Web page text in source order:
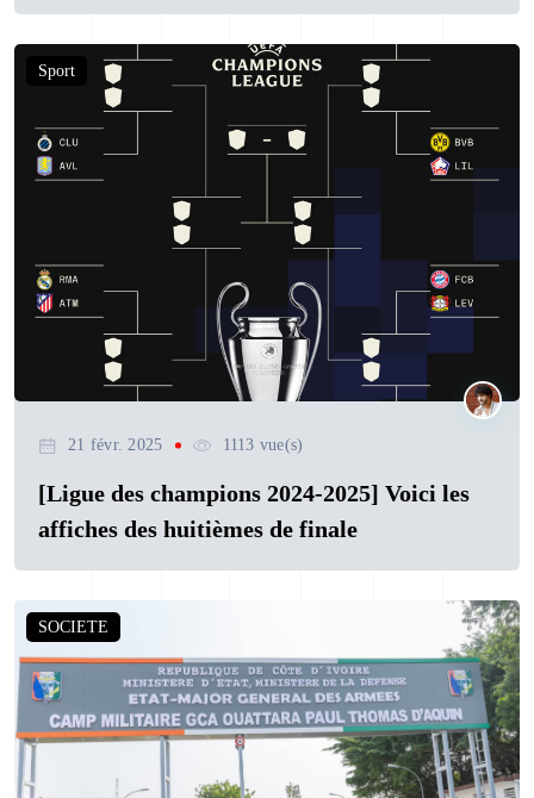
Sport
21 févr. 2025 1113 vue(s)
[Ligue des champions 2024-2025] Voici les
affiches des huitièmes de finale
SOCIETE